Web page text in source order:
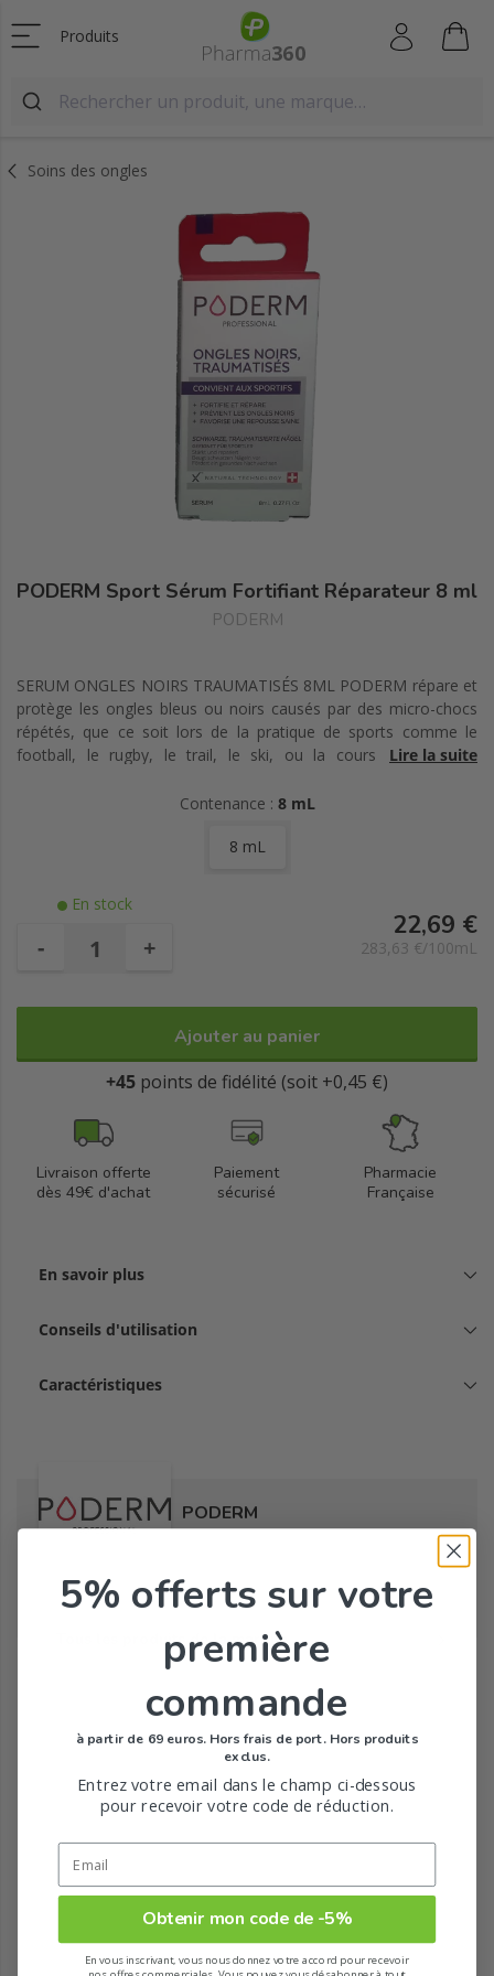
Produits
Soins des ongles
PODERM Sport Sérum Fortifiant Réparateur 8 ml
PODERM
SERUM ONGLES NOIRS TRAUMATISÉS 8ML PODERM répare et
protège les ongles bleus ou noirs causés par des micro-chocs
répétés, que ce soit lors de la pratique de sports comme le
football, le rugby, le trail, le ski, ou la course à pied, ou
Lire la suite
Contenance : 8 mL
8 mL
En stock
- +
22,69 €
283,63 €/100mL
Ajouter au panier
+45 points de fidélité (soit +0,45 €)
Livraison offerte
dès 49€ d'achat
Paiement
sécurisé
Pharmacie
Française
En savoir plus
Conseils d'utilisation
Caractéristiques
PODERM
Tous les produits de la marque
5% offerts sur votre
première
commande
à partir de 69 euros. Hors frais de port. Hors produits
exclus.
Entrez votre email dans le champ ci-dessous
pour recevoir votre code de réduction.
Obtenir mon code de -5%
En vous inscrivant, vous nous donnez votre accord pour recevoir